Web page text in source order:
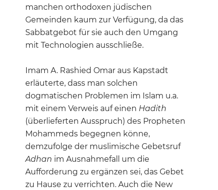
manchen orthodoxen jüdischen
Gemeinden kaum zur Verfügung, da das
Sabbatgebot für sie auch den Umgang
mit Technologien ausschließe.
Imam A. Rashied Omar aus Kapstadt
erläuterte, dass man solchen
dogmatischen Problemen im Islam u.a.
mit einem Verweis auf einen Hadith
(überlieferten Ausspruch) des Propheten
Mohammeds begegnen könne,
demzufolge der muslimische Gebetsruf
Adhan im Ausnahmefall um die
Aufforderung zu ergänzen sei, das Gebet
zu Hause zu verrichten. Auch die New